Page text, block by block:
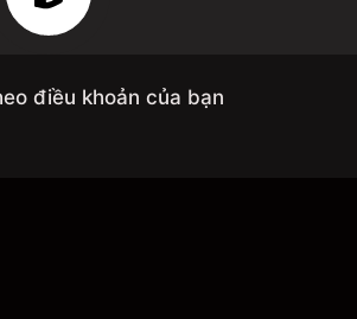
điều khoản của bạn